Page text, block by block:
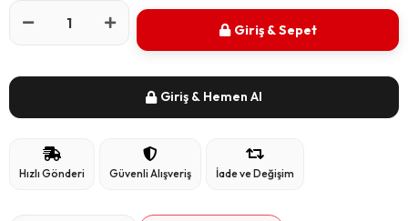
Giriş & Sepet
Giriş & Hemen Al
Hızlı Gönderi Güvenli Alışveriş İade ve Değişim